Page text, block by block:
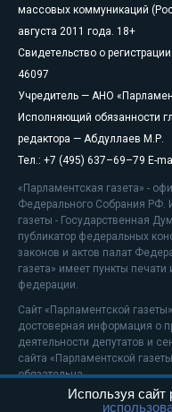
массовых коммуникаций
августа 2011 года. 18+
Свидетельство о
46097
Учредитель — АНО
Исполняющий обязанности
редактора — Абдуллаев М.Р.
Тел.: +7 (495) 637–69–79 E-
«Парламентская газета» -
Федерального Собрания РФ.
газеты - Государственная
публикатор федеральных
законов и актов палат
газета» имеет пункты
федерации.
Сайт «Парламентской
достоверная информация о
деятельности депутатов и
сайта «Парламентской
обязательна.
На информационном
Используя сайт